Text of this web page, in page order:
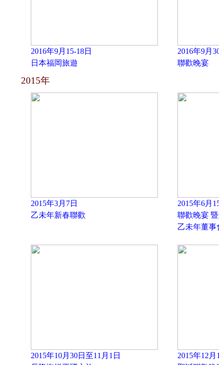
2016年9月15-18日
日本福岡旅遊
2016年9月
聯歡晚宴
2015年
2015年3月7日
乙未年新春聯歡
2015年6月
聯歡晚宴
乙未年董事
2015年10月30日至11月1日
2015年12月